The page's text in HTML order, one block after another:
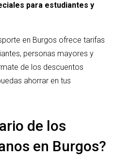
para estudiantes y
en Burgos ofrece tarifas
personas mayores y
de los descuentos
ahorrar en tus
de los
en Burgos?